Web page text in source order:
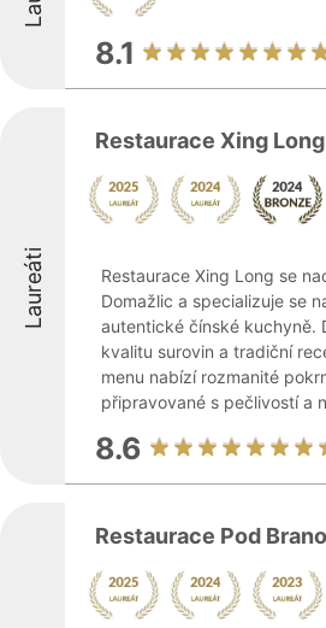
8.1
Laureáti
Restaurace Xing Long
Restaurace Xing Long se
Domažlic a specializuje se
autentické čínské kuchyně.
kvalitu surovin a tradiční
menu nabízí rozmanité
připravované s pečlivostí a
8.6
Restaurace Pod